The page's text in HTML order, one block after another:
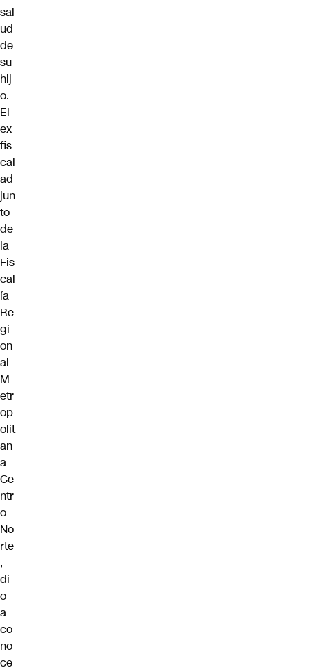
sal
ud
de
su
hij
o.
El
ex
fis
cal
ad
jun
to
de
la
Fis
cal
ía
Re
gi
on
al
M
etr
op
olit
an
a
Ce
ntr
o
No
rte
,
di
o
a
co
no
ce